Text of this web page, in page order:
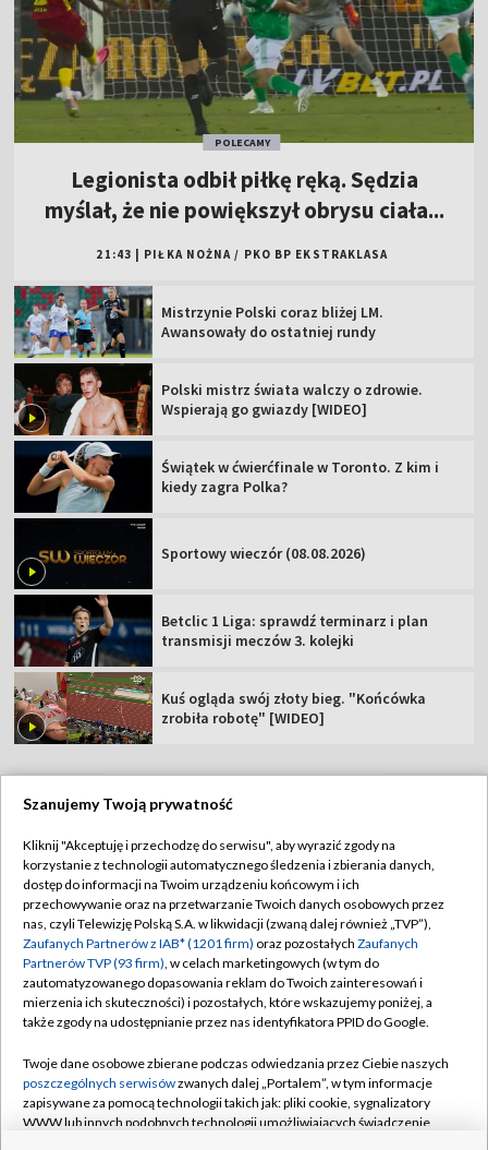
POLECAMY
Legionista odbił piłkę ręką. Sędzia
myślał, że nie powiększył obrysu ciała...
21:43 PIŁKA NOŻNA / PKO BP EKSTRAKLASA
Mistrzynie Polski coraz bliżej LM.
Awansowały do ostatniej rundy
Polski mistrz świata walczy o zdrowie.
Wspierają go gwiazdy [WIDEO]
Świątek w ćwierćfinale w Toronto. Z kim i
kiedy zagra Polka?
Sportowy wieczór (08.08.2026)
Betclic 1 Liga: sprawdź terminarz i plan
transmisji meczów 3. kolejki
Kuś ogląda swój złoty bieg. "Końcówka
zrobiła robotę" [WIDEO]
Abonament TVP
Sklep TVP
Biuro Reklamy
Oferta Handlowa
Telegazeta ogłoszenia
Rada Programowa
Ogłoszenia przetargowe
Regulamin TVP
Polityka prywatności
Moje zgody
Biuro reklamy
Kontakt
Kanały
©2026 Telewizja Polska Spółka Akcyjna w likwidacji
Szanujemy Twoją prywatność
Kliknij "Akceptuję i przechodzę do serwisu", aby wyrazić zgody na
korzystanie z technologii automatycznego śledzenia i zbierania danych,
dostęp do informacji na Twoim urządzeniu końcowym i ich
przechowywanie oraz na przetwarzanie Twoich danych osobowych przez
nas, czyli Telewizję Polską S.A. w likwidacji (zwaną dalej również „TVP”),
Zaufanych Partnerów z IAB* (1201 firm) oraz pozostałych Zaufanych
Partnerów TVP (93 firm), w celach marketingowych (w tym do
zautomatyzowanego dopasowania reklam do Twoich zainteresowań i
mierzenia ich skuteczności) i pozostałych, które wskazujemy poniżej, a
także zgody na udostępnianie przez nas identyfikatora PPID do Google.
Twoje dane osobowe zbierane podczas odwiedzania przez Ciebie naszych
poszczególnych serwisówzwanych dalej „Portalem”, w tym informacje
zapisywane za pomocą technologii takich jak: pliki cookie, sygnalizatory
WWW lub innych podobnych technologii umożliwiających świadczenie